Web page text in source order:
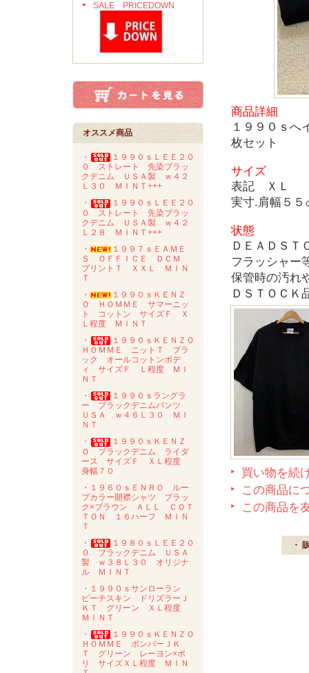
SALE PRICEDOWN
オススメ商品
・
１９９０ｓＬＥＥ２０
０ ストレート 先染ブラッ
クデニム ＵＳＡ製 ｗ４２
Ｌ３０ ＭＩＮＴ+++
・
１９９０ｓＬＥＥ２０
０ ストレート 先染ブラッ
クデニム ＵＳＡ製 ｗ４２
Ｌ２８ ＭＩＮＴ+++
・
１９９７ｓＥＡＭＥ
Ｓ ＯＦＦＩＣＥ ＤＣＭ
プリントＴ ＸＸＬ ＭＩＮ
Ｔ
・
１９９０ｓＫＥＮＺ
Ｏ ＨＯＭＭＥ サマーニッ
ト コットン サイズＦ Ｘ
Ｌ程度 ＭＩＮＴ
・
１９９０ｓＫＥＮＺＯ
ＨＯＭＭＥ ニットＴ ブラ
ック オールコットンボデ
ィ サイズＦ Ｌ程度 ＭＩ
ＮＴ
・
１９９０ｓラングラ
ー ブラックデニムパンツ
ＵＳＡ ｗ４６Ｌ３０ ＭＩ
ＮＴ
・
１９９０ｓＫＥＮＺ
Ｏ ブラックデニム ライダ
ース サイズＦ ＸＬ程度
身幅７０
・１９６０ｓＥＮＲＯ ルー
プカラー開襟シャツ ブラッ
ク×ブラウン ＡＬＬ ＣＯＴ
ＴＯＮ １６ハーフ ＭＩＮ
Ｔ
・
１９８０ｓＬＥＥ２０
０ ブラックデニム ＵＳＡ
製 ｗ３８Ｌ３０ オリジナ
ル ＭＩＮＴ
・１９９０ｓサンローラン
ピーチスキン ドリズラーＪ
ＫＴ グリーン ＸＬ程度
ＭＩＮＴ
・
１９９０ｓＫＥＮＺＯ
ＨＯＭＭＥ ボンバーＪＫ
Ｔ グリーン レーヨン×ポ
リ サイズＸＬ程度 ＭＩＮ
商品詳細
１９９０ｓ
枚セット
サイズ
表記 ＸＬ
実寸.肩幅５５
状態
ＤＥＡＤＳＴ
フラッシャー
保管時の汚れ
ＤＳＴＯＣＫ
買い物を続
この商品に
この商品を
・